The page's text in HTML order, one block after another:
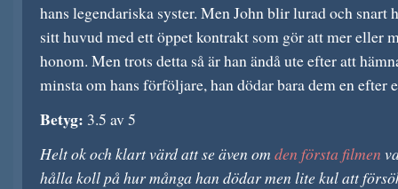
hans legendariska syster. Men John blir lurad och snart
sitt huvud med ett öppet kontrakt som gör att mer eller
honom. Men trots detta så är han ändå ute efter att
minsta om hans förföljare, han dödar bara dem en efter
Betyg: 3.5 av 5
Helt ok och klart värd att se även om den första filmen
hålla koll på hur många han dödar men lite kul att